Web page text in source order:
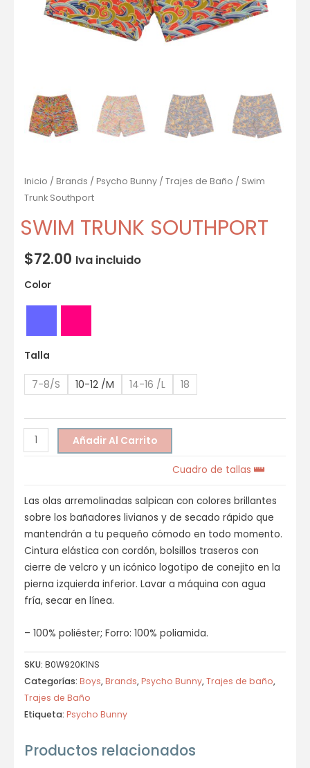
Inicio / Brands / Psycho Bunny / Trajes de Baño / Swim
Trunk Southport
SWIM TRUNK SOUTHPORT
$72.00 Iva incluido
Color
Talla
7-8/S 10-12 /M 14-16 /L 18
Añadir Al Carrito
Cuadro de tallas
Las olas arremolinadas salpican con colores brillantes
sobre los bañadores livianos y de secado rápido que
mantendrán a tu pequeño cómodo en todo momento.
Cintura elástica con cordón, bolsillos traseros con
cierre de velcro y un icónico logotipo de conejito en la
pierna izquierda inferior. Lavar a máquina con agua
fría, secar en línea.
– 100% poliéster; Forro: 100% poliamida.
SKU: B0W920K1NS
Categorías: Boys,Brands,Psycho Bunny,Trajes de baño,
Trajes de Baño
Etiqueta: Psycho Bunny
Productos relacionados